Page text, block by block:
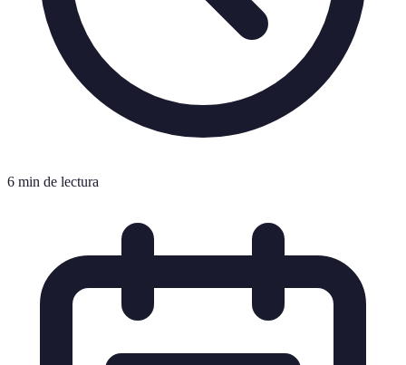
6 min de lectura